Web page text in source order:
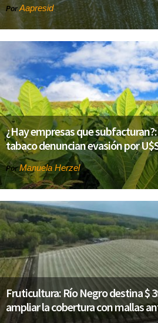
PorAapresid
¿Hay empresas que
tabaco denuncian evasión por
PorManuela Herzel
Fruticultura: Río Negro destina $
ampliar la cobertura con mallas